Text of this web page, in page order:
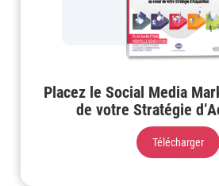
Placez le Social Media
de votre Stratégie
Télécharger